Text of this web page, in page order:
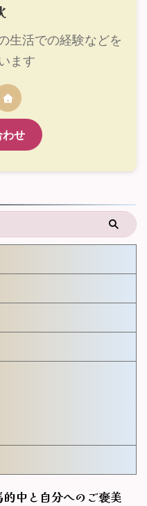
生活での経験などを
ます
せ
中と自分へのご褒美